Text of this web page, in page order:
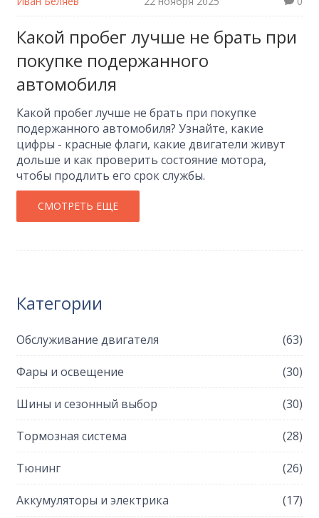
Какой пробег лучше не брать при
покупке подержанного
автомобиля
Какой пробег лучше не брать при покупке
подержанного автомобиля? Узнайте, какие
цифры - красные флаги, какие двигатели живут
дольше и как проверить состояние мотора,
чтобы продлить его срок службы.
СМОТРЕТЬ ЕЩЕ
Категории
Обслуживание двигателя (63)
Фары и освещение (30)
Шины и сезонный выбор (30)
Тормозная система (28)
Тюнинг (26)
Аккумуляторы и электрика (17)